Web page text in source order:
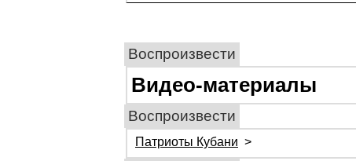
Воспроизвести
Видео-материалы
Воспроизвести
Патриоты Кубани >